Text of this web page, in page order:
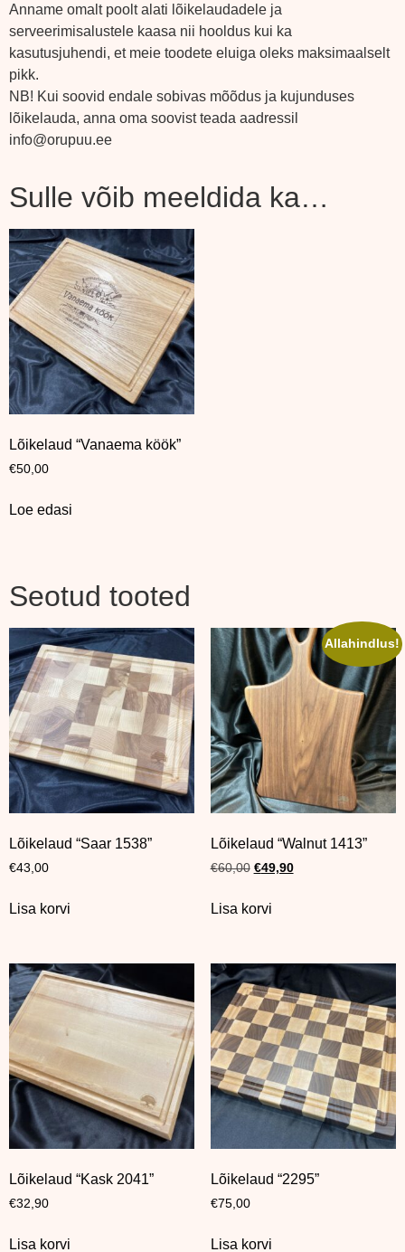
Anname omalt poolt alati lõikelaudadele ja
serveerimisalustele kaasa nii hooldus kui ka
kasutusjuhendi, et meie toodete eluiga oleks maksimaalselt
pikk.
NB! Kui soovid endale sobivas mõõdus ja kujunduses
lõikelauda, anna oma soovist teada aadressil
info@orupuu.ee
Sulle võib meeldida ka…
Lõikelaud “Vanaema köök”
€50,00
Loe edasi
Seotud tooted
Lõikelaud “Saar 1538”
€43,00
Lisa korvi
Allahindlus!
Lõikelaud “Walnut 1413”
€60,00 €49,90
Lisa korvi
Lõikelaud “Kask 2041”
€32,90
Lisa korvi
Lõikelaud “2295”
€75,00
Lisa korvi